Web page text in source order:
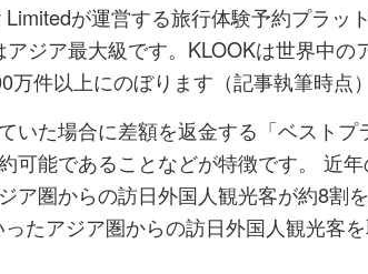
が運営する旅行体験予約プラッ
ジア最大級です。KLOOKは世界中の
件以上にのぼります（記事執筆時点）
いた場合に差額を返金する「ベストプ
可能であることなどが特徴です。 近年
ア圏からの訪日外国人観光客が約8割
たアジア圏からの訪日外国人観光客を